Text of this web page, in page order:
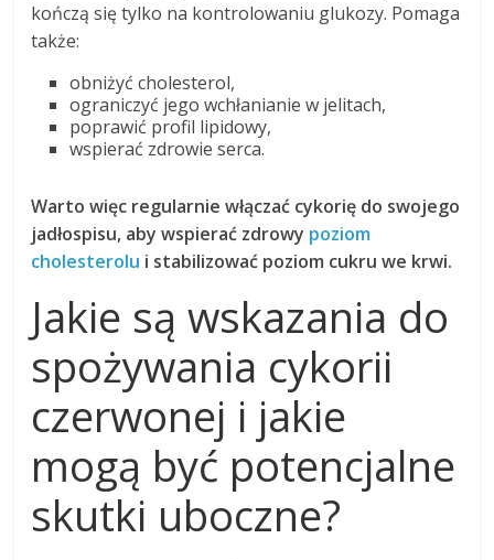
kończą się tylko na kontrolowaniu glukozy. Pomaga
także:
obniżyć cholesterol,
ograniczyć jego wchłanianie w jelitach,
poprawić profil lipidowy,
wspierać zdrowie serca.
Warto więc regularnie włączać cykorię do swojego
jadłospisu, aby wspierać zdrowy poziom
cholesterolu i stabilizować poziom cukru we krwi.
Jakie są wskazania do
spożywania cykorii
czerwonej i jakie
mogą być potencjalne
skutki uboczne?